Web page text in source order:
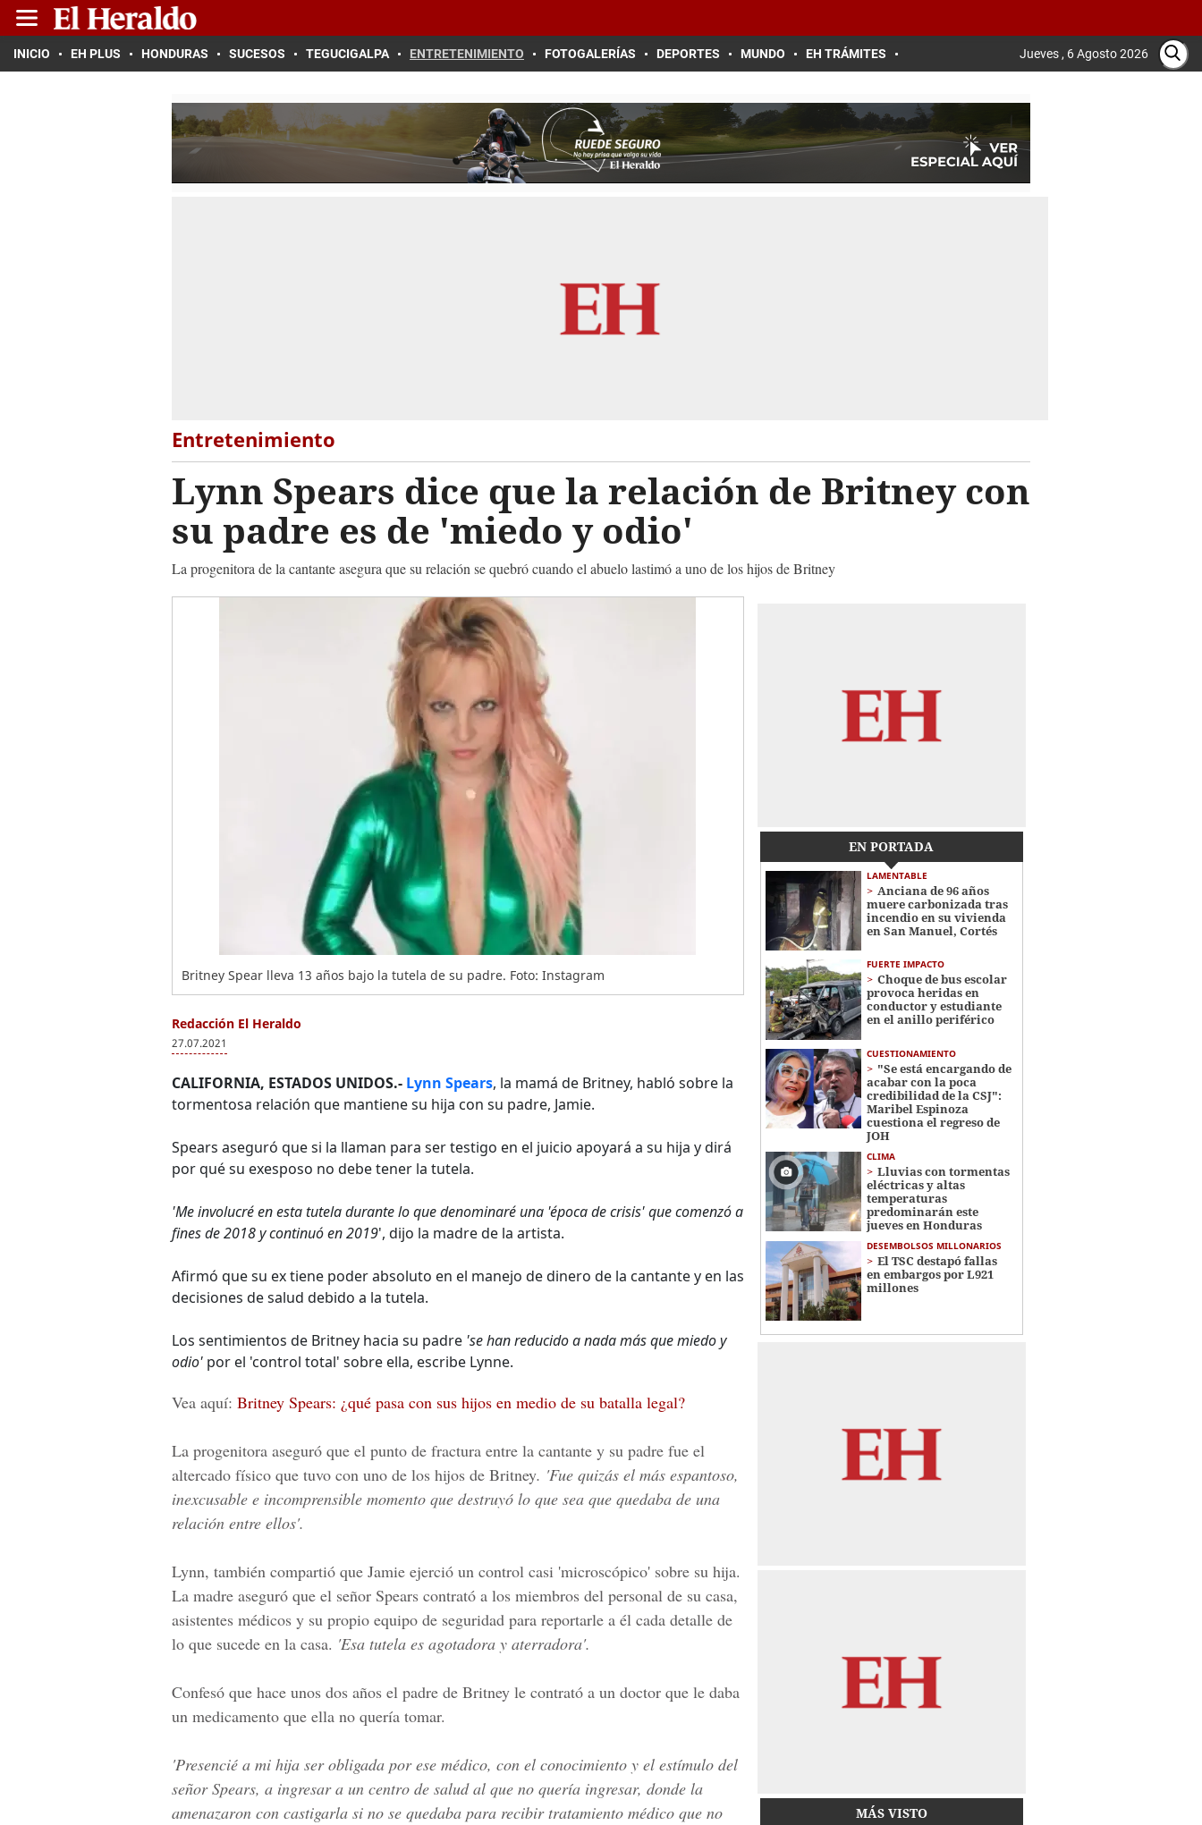
INICIO EH PLUS HONDURAS SUCESOS TEGUCIGALPA ENTRETENIMIENTO FOTOGALERÍAS DEPORTES MUNDO EH TRÁMITES Jueves , 6 Agosto 2026
Entretenimiento
Lynn Spears dice que la relación de Britney con
su padre es de 'miedo y odio'
La progenitora de la cantante asegura que su relación se quebró cuando el abuelo lastimó a uno de los hijos de Britney
Britney Spear lleva 13 años bajo la tutela de su padre. Foto: Instagram
Redacción El Heraldo
27.07.2021
CALIFORNIA, ESTADOS UNIDOS.- Lynn Spears, la mamá de Britney, habló sobre la
tormentosa relación que mantiene su hija con su padre, Jamie.
Spears aseguró que si la llaman para ser testigo en el juicio apoyará a su hija y dirá
por qué su exesposo no debe tener la tutela.
'Me involucré en esta tutela durante lo que denominaré una 'época de crisis' que comenzó a
fines de 2018 y continuó en 2019', dijo la madre de la artista.
Afirmó que su ex tiene poder absoluto en el manejo de dinero de la cantante y en las
decisiones de salud debido a la tutela.
Los sentimientos de Britney hacia su padre 'se han reducido a nada más que miedo y
odio' por el 'control total' sobre ella, escribe Lynne.
Vea aquí: Britney Spears: ¿qué pasa con sus hijos en medio de su batalla legal?
La progenitora aseguró que el punto de fractura entre la cantante y su padre fue el
altercado físico que tuvo con uno de los hijos de Britney. 'Fue quizás el más espantoso,
inexcusable e incomprensible momento que destruyó lo que sea que quedaba de una
relación entre ellos'.
Lynn, también compartió que Jamie ejerció un control casi 'microscópico' sobre su hija.
La madre aseguró que el señor Spears contrató a los miembros del personal de su casa,
asistentes médicos y su propio equipo de seguridad para reportarle a él cada detalle de
lo que sucede en la casa. 'Esa tutela es agotadora y aterradora'.
Confesó que hace unos dos años el padre de Britney le contrató a un doctor que le daba
un medicamento que ella no quería tomar.
'Presencié a mi hija ser obligada por ese médico, con el conocimiento y el estímulo del
señor Spears, a ingresar a un centro de salud al que no quería ingresar, donde la
amenazaron con castigarla si no se quedaba para recibir tratamiento médico que no
EN PORTADA
LAMENTABLE
Anciana de 96 años
muere carbonizada tras
incendio en su vivienda
en San Manuel, Cortés
FUERTE IMPACTO
Choque de bus escolar
provoca heridas en
conductor y estudiante
en el anillo periférico
CUESTIONAMIENTO
"Se está encargando de
acabar con la poca
credibilidad de la CSJ":
Maribel Espinoza
cuestiona el regreso de
JOH
CLIMA
Lluvias con tormentas
eléctricas y altas
temperaturas
predominarán este
jueves en Honduras
DESEMBOLSOS MILLONARIOS
El TSC destapó fallas
en embargos por L921
millones
MÁS VISTO